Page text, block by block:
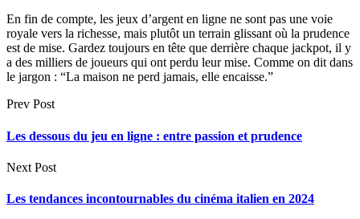
En fin de compte, les jeux d’argent en ligne ne sont pas une voie
royale vers la richesse, mais plutôt un terrain glissant où la prudence
est de mise. Gardez toujours en tête que derrière chaque jackpot, il y
a des milliers de joueurs qui ont perdu leur mise. Comme on dit dans
le jargon : “La maison ne perd jamais, elle encaisse.”
Prev Post
Les dessous du jeu en ligne : entre passion et prudence
Next Post
Les tendances incontournables du cinéma italien en 2024